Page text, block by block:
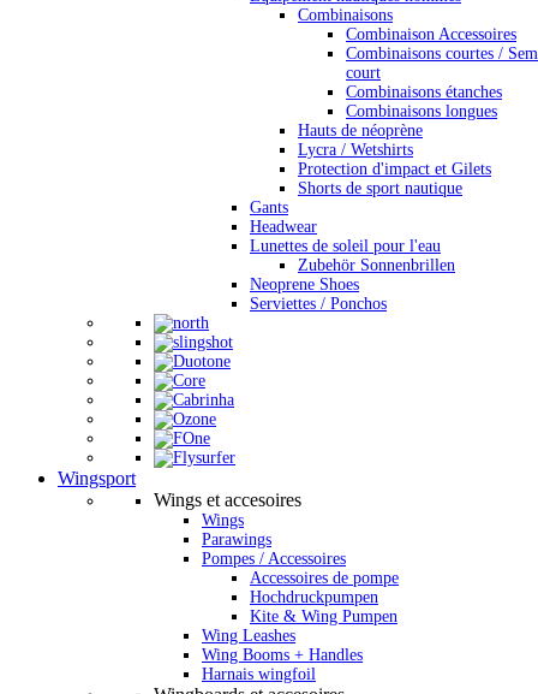
Combinaisons
Combinaison Accessoires
Combinaisons courtes /
court
Combinaisons étanches
Combinaisons longues
Hauts de néoprène
Lycra / Wetshirts
Protection d'impact et Gilets
Shorts de sport nautique
Gants
Headwear
Lunettes de soleil pour l'eau
Zubehör Sonnenbrillen
Neoprene Shoes
Serviettes / Ponchos
Wingsport
Wings et accesoires
Wings
Parawings
Pompes / Accessoires
Accessoires de pompe
Hochdruckpumpen
Kite & Wing Pumpen
Wing Leashes
Wing Booms + Handles
Harnais wingfoil